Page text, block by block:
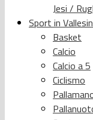
Jesi /
Sport in
Basket
Calcio
Calcio a 5
Ciclismo